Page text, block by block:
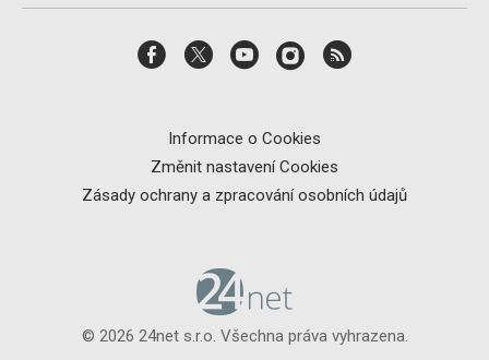
Informace o Cookies
Změnit nastavení Cookies
Zásady ochrany a zpracování osobních údajů
© 2026 24net s.r.o. Všechna práva vyhrazena.